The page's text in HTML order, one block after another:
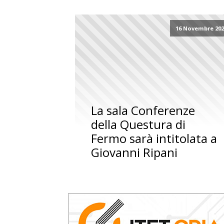
16 Novembre
La sala Conferenze
della Questura di
Fermo sarà intitolata a
Giovanni Ripani